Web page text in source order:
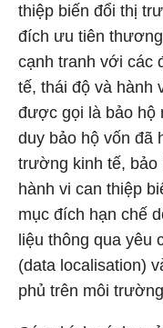
thiệp biến đổi thị
đích ưu tiên
cạnh tranh với các
tế, thái độ và hành
được gọi là bảo
duy bảo hộ vốn đã
trường kinh tế, bảo
hành vi can thiệp
mục đích hạn chế
liệu thông qua yêu
(data localisation)
phủ trên môi